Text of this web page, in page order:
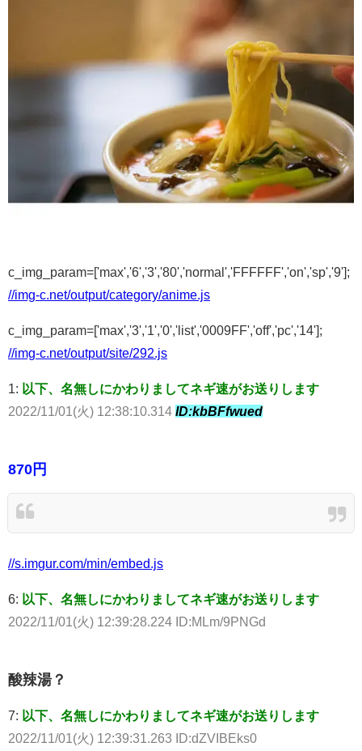
c_img_param=['max','6','3','80','normal','FFFFFF','on','sp','9'];
//img-c.net/output/category/anime.js
c_img_param=['max','3','1','0','list','0009FF','off','pc','14'];
//img-c.net/output/site/292.js
1: 以下、名無しにかわりましてネギ速がお送りします
2022/11/01(火) 12:38:10.314 ID:kbBFfwued
870円
//s.imgur.com/min/embed.js
6: 以下、名無しにかわりましてネギ速がお送りします
2022/11/01(火) 12:39:28.224 ID:MLm/9PNGd
酸辣湯？
7: 以下、名無しにかわりましてネギ速がお送りします
2022/11/01(火) 12:39:31.263 ID:dZVIBEks0